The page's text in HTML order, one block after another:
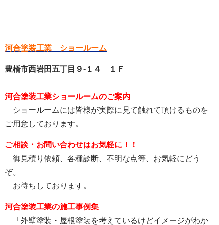
河合塗装工業 ショールーム
豊橋市西岩田五丁目９-１４ １Ｆ
河合塗装工業ショールームのご案内
ショールームには皆様が実際に見て触れて頂けるものを
ご用意しております。
ご相談・お問い合わせはお気軽に！！
御見積り依頼、各種診断、不明な点等、お気軽にどう
ぞ。
お待ちしております。
河合塗装工業の施工事例集
「外壁塗装・屋根塗装を考えているけどイメージがわか